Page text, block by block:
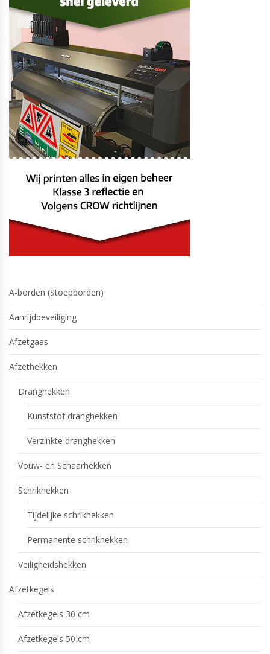
A-borden (Stoepborden)
Aanrijdbeveiliging
Afzetgaas
Afzethekken
Dranghekken
Kunststof dranghekken
Verzinkte dranghekken
Vouw- en Schaarhekken
Schrikhekken
Tijdelijke schrikhekken
Permanente schrikhekken
Veiligheidshekken
Afzetkegels
Afzetkegels 30 cm
Afzetkegels 50 cm